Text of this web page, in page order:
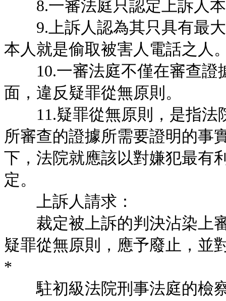
8.一審法庭只認定上訴人本
9.上訴人認為其只具有最大
本人就是偷取被害人電話之人
10.一審法庭不僅在審查證
面，違反疑罪從無原則。
11.疑罪從無原則，是指法
所審查的證據所需要證明的事
下，法院就應該以對嫌犯最有
定。
上訴人請求：
裁定被上訴的判決沾染上審
疑罪從無原則，應予廢止，並
*
駐初級法院刑事法庭的檢察